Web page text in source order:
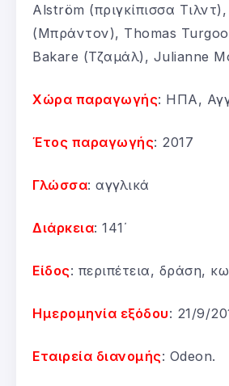
Alström (πριγκίπισσα
(Μπράντον), Thomas
Bakare (Τζαμάλ), Julianne
Χώρα παραγωγής: ΗΠΑ,
Έτος παραγωγής: 2017
Γλώσσα: αγγλικά
Διάρκεια: 141΄
Είδος: περιπέτεια, δράση,
Ημερομηνία εξόδου: 21/9/
Εταιρεία διανομής: Odeon.